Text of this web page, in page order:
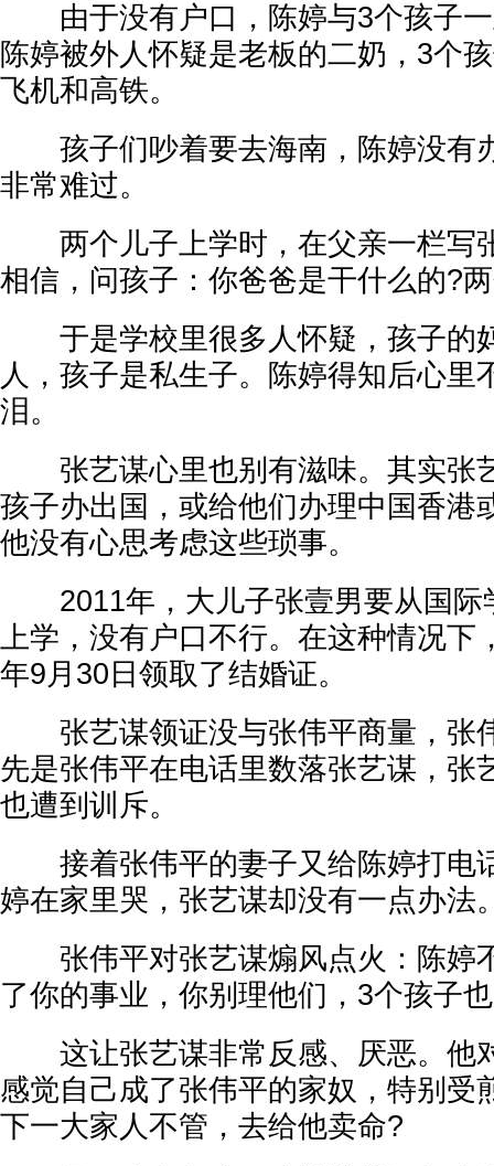
由于没有户口，陈婷与3个孩子一
陈婷被外人怀疑是老板的二奶，3个
飞机和高铁。
孩子们吵着要去海南，陈婷没有
非常难过。
两个儿子上学时，在父亲一栏写
相信，问孩子：你爸爸是干什么的?
于是学校里很多人怀疑，孩子的
人，孩子是私生子。陈婷得知后心里
泪。
张艺谋心里也别有滋味。其实张
孩子办出国，或给他们办理中国香港
他没有心思考虑这些琐事。
2011年，大儿子张壹男要从国际
上学，没有户口不行。在这种情况下
年9月30日领取了结婚证。
张艺谋领证没与张伟平商量，张
先是张伟平在电话里数落张艺谋，张
也遭到训斥。
接着张伟平的妻子又给陈婷打电
婷在家里哭，张艺谋却没有一点办法
张伟平对张艺谋煽风点火：陈婷
了你的事业，你别理他们，3个孩子
这让张艺谋非常反感、厌恶。他
感觉自己成了张伟平的家奴，特别受
下一大家人不管，去给他卖命?